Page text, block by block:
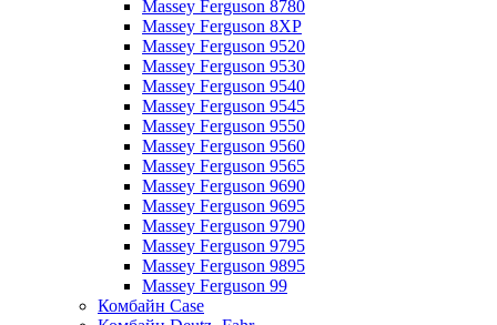
Massey Ferguson 8780
Massey Ferguson 8XP
Massey Ferguson 9520
Massey Ferguson 9530
Massey Ferguson 9540
Massey Ferguson 9545
Massey Ferguson 9550
Massey Ferguson 9560
Massey Ferguson 9565
Massey Ferguson 9690
Massey Ferguson 9695
Massey Ferguson 9790
Massey Ferguson 9795
Massey Ferguson 9895
Massey Ferguson 99
Комбайн Case